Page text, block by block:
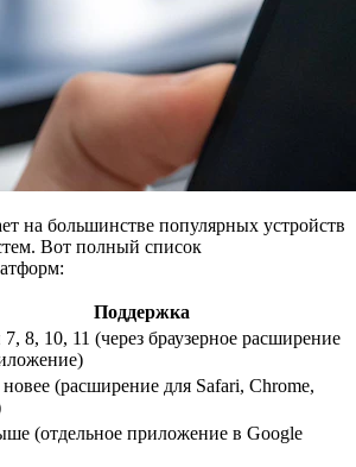
на большинстве популярных устройств
Вот полный список
Поддержка
8, 10, 11 (через браузерное расширение
(расширение для Safari, Chrome,
(отдельное приложение в Google